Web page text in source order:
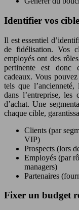
Identifier vos
Il est essentiel
de fidélisation. Vos
employés ont des
pertinente est donc
cadeaux. Vous
tels que
dans l’entreprise, les
d’achat. Une
chaque cible,
Clients (par
VIP)
Prospects (lors
Employés (par
managers)
Partenaires
Fixer un budget